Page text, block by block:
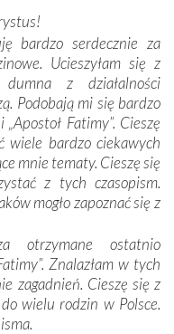
Maryja swoją opieką
nacje, które
osobę, która zawierza
wierności Bogu i
Trudne momenty w
przypominają o
własną duszę i o łaskę
pomyślność –
Odstępstwo owocuje
prawdy
opowieści
i wodzach,
losach grzesznych
bardzo serdecznie za
Ucieszyłam się z
z działalności
Podobają mi się bardzo
Fatimy”. Cieszę
wiele bardzo ciekawych
mnie tematy. Cieszę się
z tych czasopism.
mogło zapoznać się z
otrzymane ostatnio
Znalazłam w tych
zagadnień. Cieszę się z
wielu rodzin w Polsce.